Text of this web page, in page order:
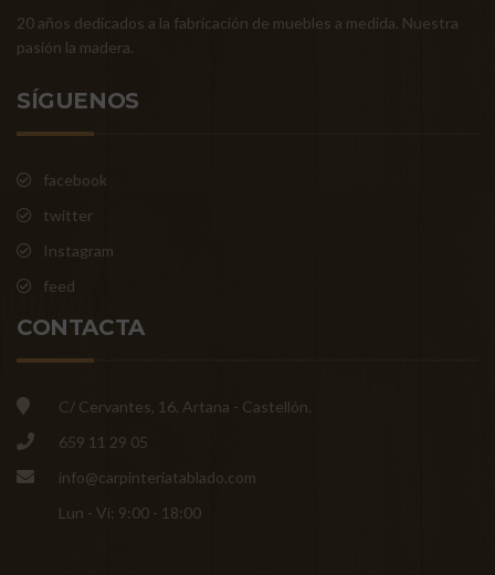
20 años dedicados a la fabricación de muebles a medida. Nuestra
pasión la madera.
SÍGUENOS
facebook
twitter
Instagram
feed
CONTACTA
C/ Cervantes, 16. Artana - Castellón.
659 11 29 05
info@carpinteriatablado.com
Lun - Vi: 9:00 - 18:00